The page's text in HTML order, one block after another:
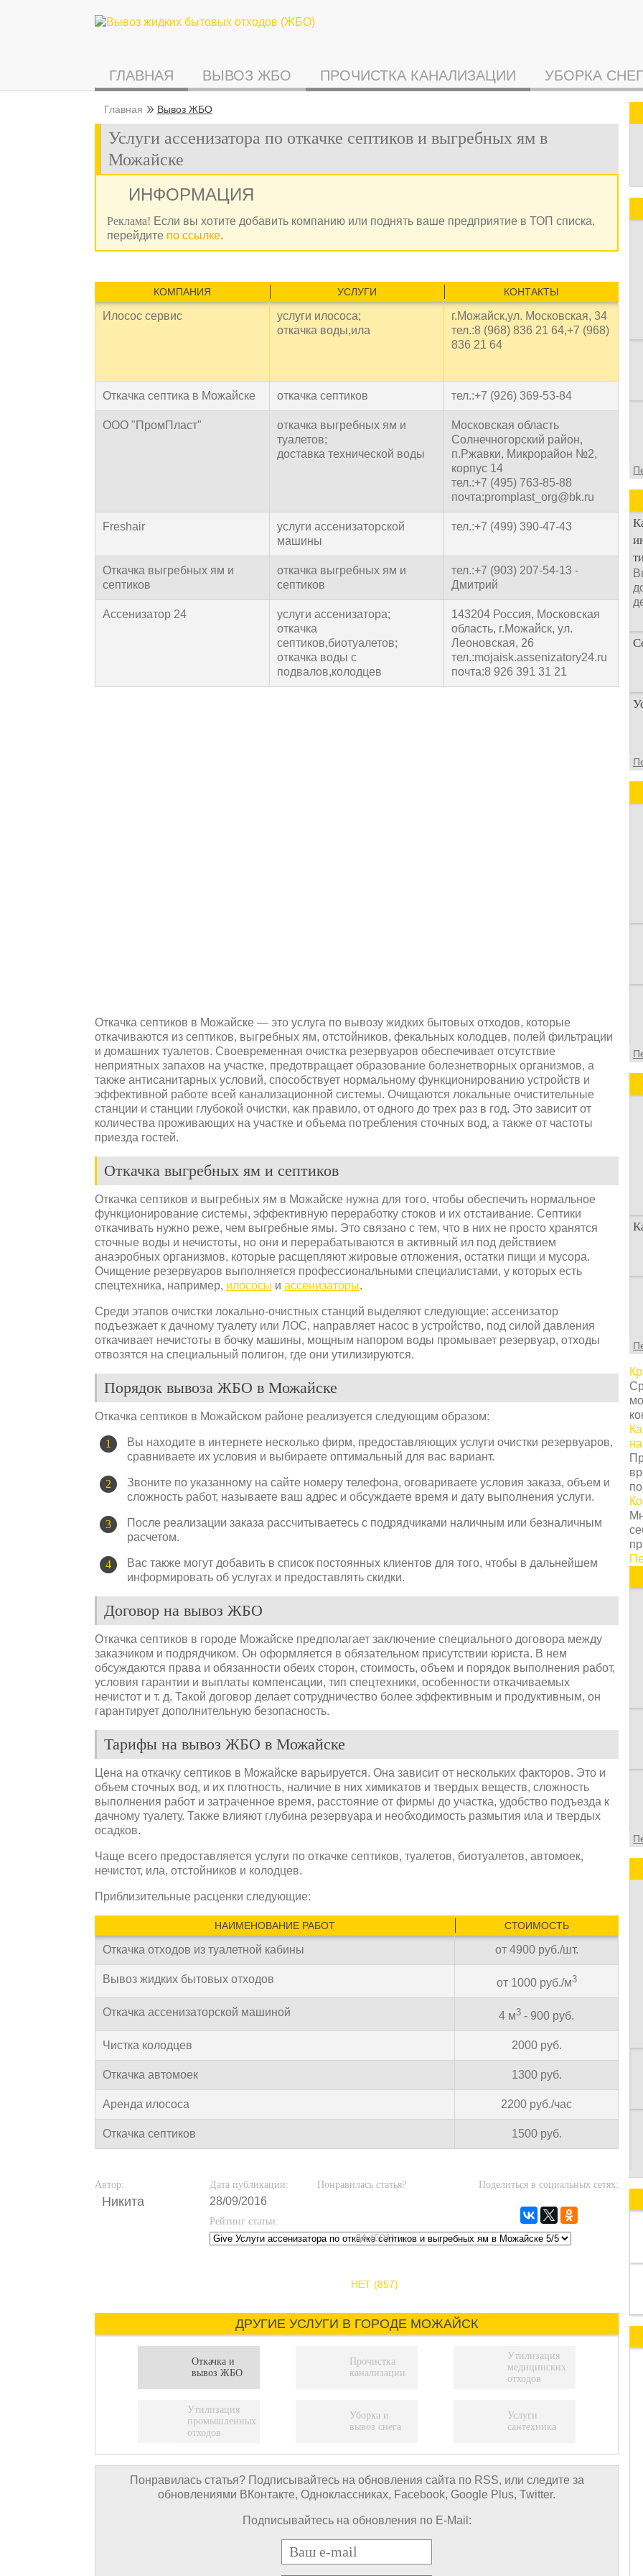
ГЛАВНАЯ ВЫВОЗ ЖБО ПРОЧИСТКА КАНАЛИЗАЦИИ УБОРКА
Главная Вывоз ЖБО
Услуги ассенизатора по откачке септиков и выгребных ям в
Можайске
ИНФОРМАЦИЯ
Реклама! Если вы хотите добавить компанию или поднять ваше предприятие в ТОП списка,
перейдите по ссылке.
КОМПАНИЯ УСЛУГИ КОНТАКТЫ
Илосос сервис
услуги илососа;
откачка воды,ила
г.Можайск,ул. Московская, 34
тел.:8 (968) 836 21 64,+7 (968)
836 21 64
Откачка септика в Можайске откачка септиков тел.:+7 (926) 369-53-84
ООО "ПромПласт"
откачка выгребных ям и
туалетов;
доставка технической воды
Московская область
Солнечногорский район,
п.Ржавки, Микрорайон №2,
корпус 14
тел.:+7 (495) 763-85-88
почта:promplast_org@bk.ru
Freshair
услуги ассенизаторской
машины
тел.:+7 (499) 390-47-43
Откачка выгребных ям и
септиков
откачка выгребных ям и
септиков
тел.:+7 (903) 207-54-13 -
Дмитрий
Ассенизатор 24
услуги ассенизатора;
откачка
септиков,биотуалетов;
откачка воды с
подвалов,колодцев
143204 Россия, Московская
область, г.Можайск, ул.
Леоновская, 26
тел.:mojaisk.assenizatory24.ru
почта:8 926 391 31 21
Откачка септиков в Можайске — это услуга по вывозу жидких бытовых отходов, которые
откачиваются из септиков, выгребных ям, отстойников, фекальных колодцев, полей фильтрации
и домашних туалетов. Своевременная очистка резервуаров обеспечивает отсутствие
неприятных запахов на участке, предотвращает образование болезнетворных организмов, а
также антисанитарных условий, способствует нормальному функционированию устройств и
эффективной работе всей канализационной системы. Очищаются локальные очистительные
станции и станции глубокой очистки, как правило, от одного до трех раз в год. Это зависит от
количества проживающих на участке и объема потребления сточных вод, а также от частоты
приезда гостей.
Откачка выгребных ям и септиков
Откачка септиков и выгребных ям в Можайске нужна для того, чтобы обеспечить нормальное
функционирование системы, эффективную переработку стоков и их отстаивание. Септики
откачивать нужно реже, чем выгребные ямы. Это связано с тем, что в них не просто хранятся
сточные воды и нечистоты, но они и перерабатываются в активный ил под действием
анаэробных организмов, которые расщепляют жировые отложения, остатки пищи и мусора.
Очищение резервуаров выполняется профессиональными специалистами, у которых есть
спецтехника, например, илососы и ассенизаторы.
Среди этапов очистки локально-очистных станций выделяют следующие: ассенизатор
подъезжает к дачному туалету или ЛОС, направляет насос в устройство, под силой давления
откачивает нечистоты в бочку машины, мощным напором воды промывает резервуар, отходы
отвозятся на специальный полигон, где они утилизируются.
Порядок вывоза ЖБО в Можайске
Откачка септиков в Можайском районе реализуется следующим образом:
Вы находите в интернете несколько фирм, предоставляющих услуги очистки резервуаров,
сравниваете их условия и выбираете оптимальный для вас вариант.
Звоните по указанному на сайте номеру телефона, оговариваете условия заказа, объем и
сложность работ, называете ваш адрес и обсуждаете время и дату выполнения услуги.
После реализации заказа рассчитываетесь с подрядчиками наличным или безналичным
расчетом.
Вас также могут добавить в список постоянных клиентов для того, чтобы в дальнейшем
информировать об услугах и предоставлять скидки.
Договор на вывоз ЖБО
Откачка септиков в городе Можайске предполагает заключение специального договора между
заказчиком и подрядчиком. Он оформляется в обязательном присутствии юриста. В нем
обсуждаются права и обязанности обеих сторон, стоимость, объем и порядок выполнения работ,
условия гарантии и выплаты компенсации, тип спецтехники, особенности откачиваемых
нечистот и т. д. Такой договор делает сотрудничество более эффективным и продуктивным, он
гарантирует дополнительную безопасность.
Тарифы на вывоз ЖБО в Можайске
Цена на откачку септиков в Можайске варьируется. Она зависит от нескольких факторов. Это и
объем сточных вод, и их плотность, наличие в них химикатов и твердых веществ, сложность
выполнения работ и затраченное время, расстояние от фирмы до участка, удобство подъезда к
дачному туалету. Также влияют глубина резервуара и необходимость размытия ила и твердых
осадков.
Чаще всего предоставляется услуги по откачке септиков, туалетов, биотуалетов, автомоек,
нечистот, ила, отстойников и колодцев.
Приблизительные расценки следующие:
НАИМЕНОВАНИЕ РАБОТ СТОИМОСТЬ
Откачка отходов из туалетной кабины от 4900 руб./шт.
Вывоз жидких бытовых отходов от 1000 руб./м3
Откачка ассенизаторской машиной 4 м3 - 900 руб.
Чистка колодцев 2000 руб.
Откачка автомоек 1300 руб.
Аренда илососа 2200 руб./час
Откачка септиков 1500 руб.
Автор:
Никита
Дата публикации:
28/09/2016
Рейтинг статьи:
Понравилась статья?
ДА (501)
НЕТ (857)
Поделиться в социальных сетях:
ДРУГИЕ УСЛУГИ В ГОРОДЕ МОЖАЙСК
Откачка и
вывоз ЖБО
Прочистка
канализации
Утилизация
медицинских
отходов
Утилизация
промышленных
отходов
Уборка и
вывоз снега
Услуги
сантехника
Понравилась статья? Подписывайтесь на обновления сайта по RSS, или следите за
обновлениями ВКонтакте, Одноклассниках, Facebook, Google Plus, Twitter.
Подписывайтесь на обновления по E-Mail:
E-mail